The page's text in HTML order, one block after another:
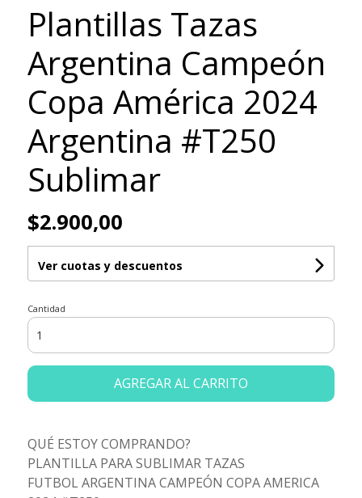
Plantillas Tazas
Argentina Campeón
Copa América 2024
Argentina #T250
Sublimar
$2.900,00
Ver cuotas y descuentos
Cantidad
AGREGAR AL CARRITO
QUÉ ESTOY COMPRANDO?
PLANTILLA PARA SUBLIMAR TAZAS
FUTBOL ARGENTINA CAMPEÓN COPA AMERICA